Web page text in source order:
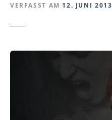
VERFASST AM 12. JUNI 2013